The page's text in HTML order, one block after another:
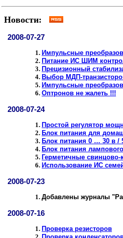
Новости:
2008-07-27
Импульсные
Питание ИС ШИМ
Прецизионный
Выбор МДП-
Импульсные
Оптронов не жалеть !!!
2008-07-24
Простой регулятор
Блок питания для
Блок питания 0 … 30 в /
Блок питания
Герметичные
Использование ИС
2008-07-23
Добавлены журналы
2008-07-16
Проверка резисторов